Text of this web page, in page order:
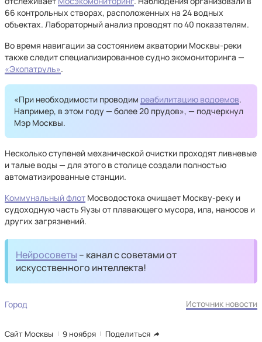
66 контрольных створах, расположенных на 24 водных
объектах. Лабораторный анализ проводят по 40 показателям.
Во время навигации за состоянием акватории Москвы-реки
также следит специализированное судно экомониторинга —
«Экопатруль».
«При необходимости проводим реабилитацию водоемов.
Например, в этом году — более 20 прудов», — подчеркнул
Мэр Москвы.
Несколько ступеней механической очистки проходят ливневые
и талые воды — для этого в столице создали полностью
автоматизированные станции.
Коммунальный флот Мосводостока очищает Москву-реку и
судоходную часть Яузы от плавающего мусора, ила, наносов и
других загрязнений.
Нейросоветы – канал с советами от
искусственного интеллекта!
Город Источник новости
Сайт Москвы 9 ноября Поделиться